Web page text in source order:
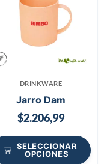
DRINKWARE
Jarro Dam
$2.206,99
SELECCIONAR
OPCIONES